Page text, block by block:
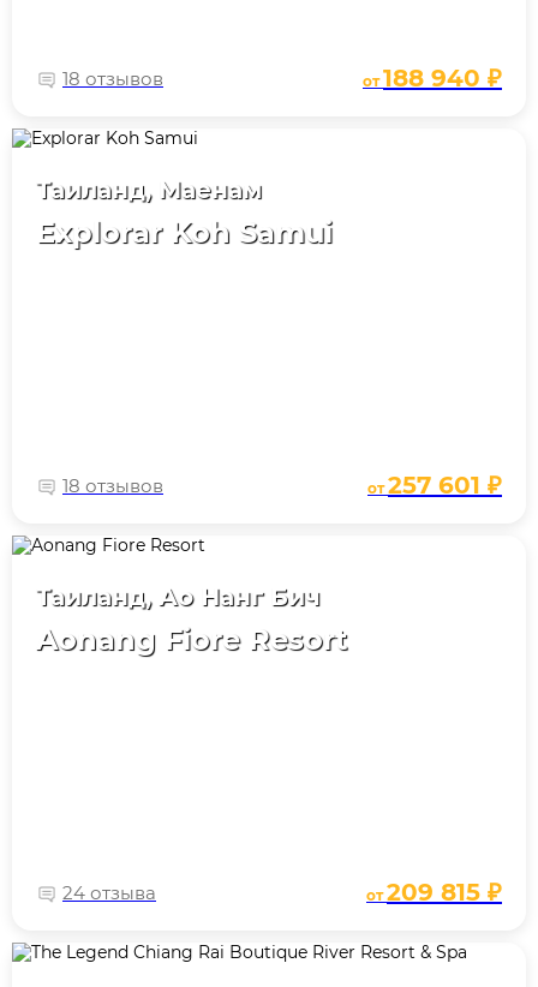
18 отзывов от188 940 ₽
Таиланд, Маенам
Explorar Koh Samui
18 отзывов от257 601 ₽
Таиланд, Ао Нанг Бич
Aonang Fiore Resort
24 отзыва от209 815 ₽